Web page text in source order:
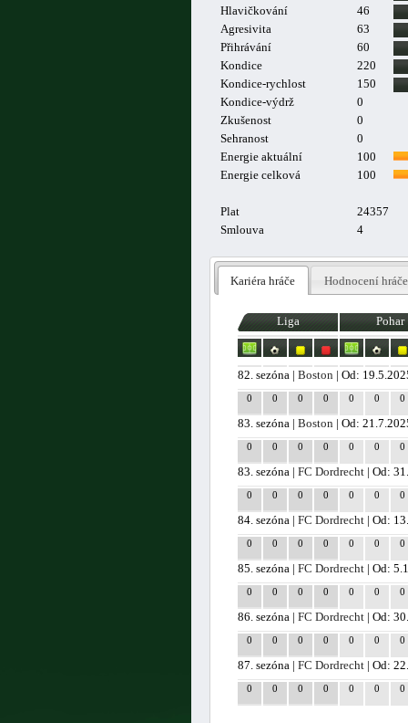
Hlavičkování
46
Agresivita
63
Přihrávání
60
Kondice
220
Kondice-rychlost
150
Kondice-výdrž
0
Zkušenost
0
Sehranost
0
Energie aktuální
100
Energie celková
100
Plat
24357
Smlouva
4
Kariéra hráče Hodnocení hráče
Liga Pohar
82. sezóna |Boston | Od:
0 0 0 0 0 0 0
83. sezóna |Boston | Od:
0 0 0 0 0 0 0
83. sezóna |FC Dordrecht | Od:
0 0 0 0 0 0 0
84. sezóna |FC Dordrecht | Od:
0 0 0 0 0 0 0
85. sezóna |FC Dordrecht | Od:
0 0 0 0 0 0 0
86. sezóna |FC Dordrecht | Od:
0 0 0 0 0 0 0
87. sezóna |FC Dordrecht | Od:
0 0 0 0 0 0 0